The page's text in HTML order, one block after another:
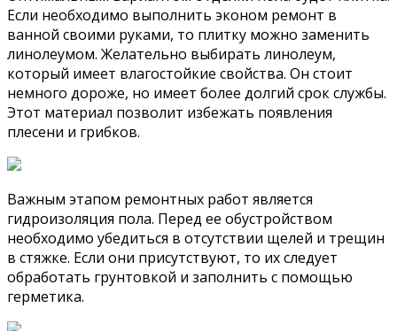
Если необходимо выполнить эконом ремонт в
ванной своими руками, то плитку можно заменить
линолеумом. Желательно выбирать линолеум,
который имеет влагостойкие свойства. Он стоит
немного дороже, но имеет более долгий срок службы.
Этот материал позволит избежать появления
плесени и грибков.
Важным этапом ремонтных работ является
гидроизоляция пола. Перед ее обустройством
необходимо убедиться в отсутствии щелей и трещин
в стяжке. Если они присутствуют, то их следует
обработать грунтовкой и заполнить с помощью
герметика.